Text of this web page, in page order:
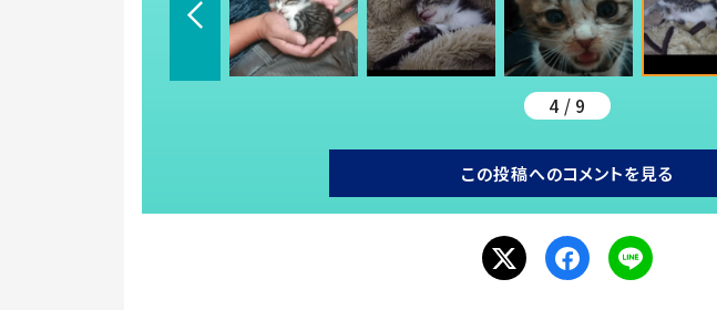
4 / 9
この投稿へのコメントを見る